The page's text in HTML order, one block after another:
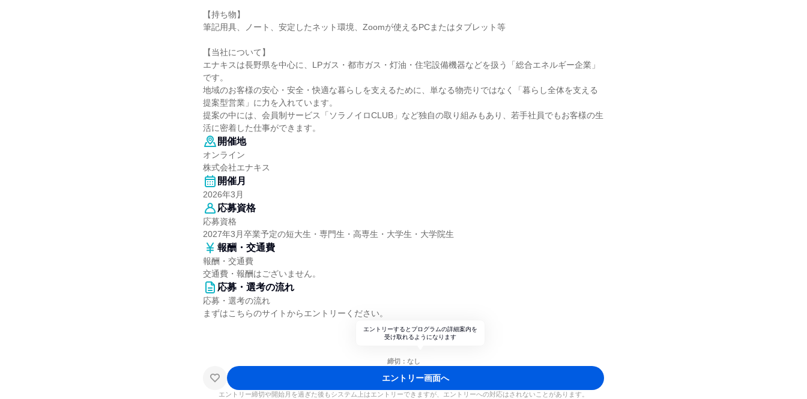
【持ち物】
筆記用具、ノート、安定したネット環境、Zoomが使えるPCまたはタブレット等
【当社について】
エナキスは長野県を中心に、LPガス・都市ガス・灯油・住宅設備機器などを扱う「総合エネルギー企業」
です。
地域のお客様の安心・安全・快適な暮らしを支えるために、単なる物売りではなく「暮らし全体を支える
提案型営業」に力を入れています。
提案の中には、会員制サービス「ソラノイロCLUB」など独自の取り組みもあり、若手社員でもお客様の生
活に密着した仕事ができます。
開催地
オンライン
株式会社エナキス
開催月
2026年3月
応募資格
応募資格
2027年3月卒業予定の短大生・専門生・高専生・大学生・大学院生
報酬・交通費
報酬・交通費
交通費・報酬はございません。
応募・選考の流れ
応募・選考の流れ
まずはこちらのサイトからエントリーください。
エントリーするとプログラムの詳細案内を
受け取れるようになります
締切：なし
エントリー画面へ
エントリー締切や開始月を過ぎた後もシステム上はエントリーできますが、エントリーへの対応はされないことがあります。